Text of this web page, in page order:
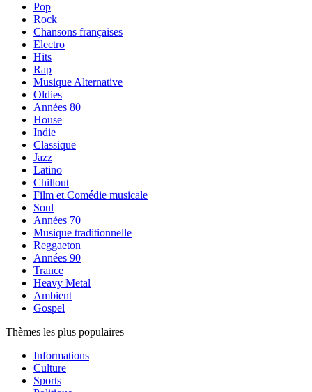
Pop
Rock
Chansons françaises
Electro
Hits
Rap
Musique Alternative
Oldies
Années 80
House
Indie
Classique
Jazz
Latino
Chillout
Film et Comédie musicale
Soul
Années 70
Musique traditionnelle
Reggaeton
Années 90
Trance
Heavy Metal
Ambient
Gospel
Thèmes les plus populaires
Informations
Culture
Sports